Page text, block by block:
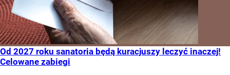
Od 2027 roku sanatoria będą kuracjuszy leczyć inaczej!
Celowane zabiegi